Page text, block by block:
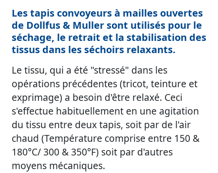
Les tapis convoyeurs à mailles ouvertes
de Dollfus & Muller sont utilisés pour le
séchage, le retrait et la stabilisation des
tissus dans les séchoirs relaxants.
Le tissu, qui a été "stressé" dans les
opérations précédentes (tricot, teinture et
exprimage) a besoin d'être relaxé. Ceci
s'effectue habituellement en une agitation
du tissu entre deux tapis, soit par de l'air
chaud (Température comprise entre 150 &
180°C/ 300 & 350°F) soit par d'autres
moyens mécaniques.